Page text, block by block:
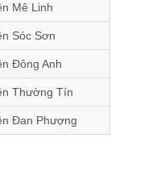
Mê Linh
Sóc Sơn
Đông Anh
Thường Tín
Đan Phượng